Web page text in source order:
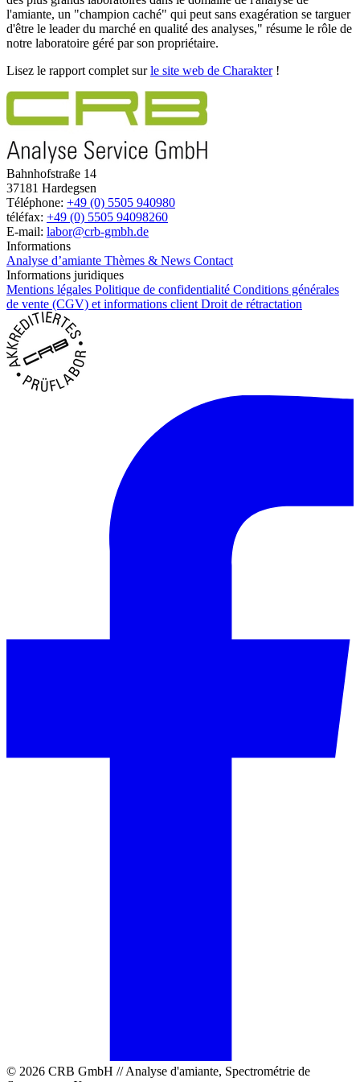
l'amiante, un "champion caché" qui peut sans exagération se targuer
d'être le leader du marché en qualité des analyses," résume le rôle de
notre laboratoire géré par son propriétaire.
Lisez le rapport complet surle site web de Charakter!
Bahnhofstraße 14
37181 Hardegsen
Téléphone: +49 (0) 5505 940980
téléfax: +49 (0) 5505 94098260
E-mail: labor@crb-gmbh.de
Informations
Analyse d’amiante Thèmes & News Contact
Informations juridiques
Mentions légales Politique de confidentialité Conditions générales
de vente (CGV) et informations client Droit de rétractation
© 2026 CRB GmbH // Analyse d'amiante, Spectrométrie de